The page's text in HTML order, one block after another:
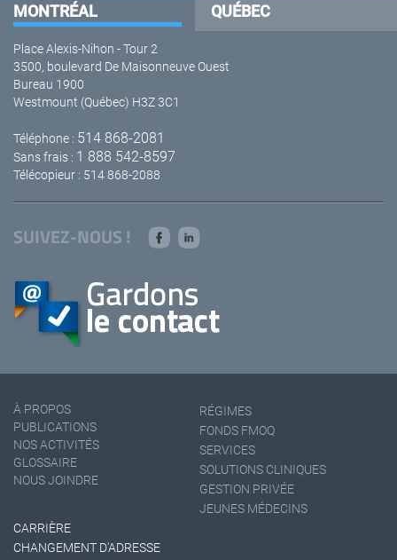
MONTRÉAL QUÉBEC
Place Alexis-Nihon - Tour 2
3500, boulevard De Maisonneuve Ouest
Bureau 1900
Westmount (Québec) H3Z 3C1
Téléphone : 514 868-2081
Sans frais : 1 888 542-8597
Télécopieur : 514 868-2088
SUIVEZ-NOUS !
À PROPOS
PUBLICATIONS
NOS ACTIVITÉS
GLOSSAIRE
NOUS JOINDRE
RÉGIMES
FONDS FMOQ
SERVICES
SOLUTIONS CLINIQUES
GESTION PRIVÉE
JEUNES MÉDECINS
CARRIÈRE
CHANGEMENT D'ADRESSE